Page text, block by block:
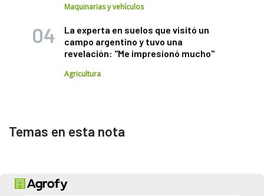
Maquinarias y vehículos
La experta en suelos que visitó un
campo argentino y tuvo una
revelación: "Me impresionó mucho"
Agricultura
Temas en esta nota